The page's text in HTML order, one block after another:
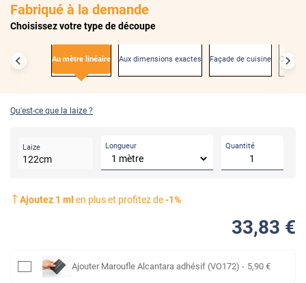
Fabriqué à la demande
Choisissez votre type de découpe
Au mètre linéaire Aux dimensions exactes Façade de cuisine
Qu'est-ce que la laize ?
Laize
122cm
Longueur Quantité
Ajoutez 1 ml en plus et profitez de-1%
33,83 €
Ajouter Maroufle Alcantara adhésif (VO172) - 5,90 €